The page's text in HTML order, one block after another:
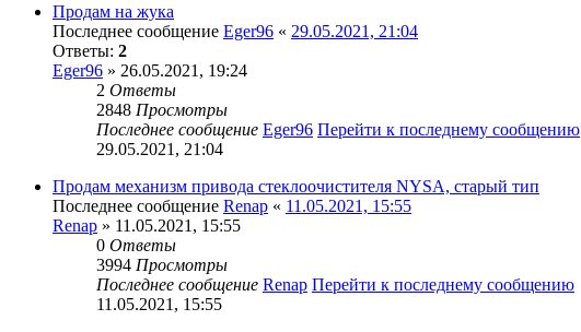
Продам на жука
Последнее сообщение Eger96 « 29.05.2021, 21:04
Ответы: 2
Eger96 » 26.05.2021, 19:24
2 Ответы
2848 Просмотры
Последнее сообщение Eger96 Перейти к последнему сообщению
29.05.2021, 21:04
Продам механизм привода стеклоочистителя NYSA, старый тип
Последнее сообщение Renap « 11.05.2021, 15:55
Renap » 11.05.2021, 15:55
0 Ответы
3994 Просмотры
Последнее сообщение Renap Перейти к последнему сообщению
11.05.2021, 15:55